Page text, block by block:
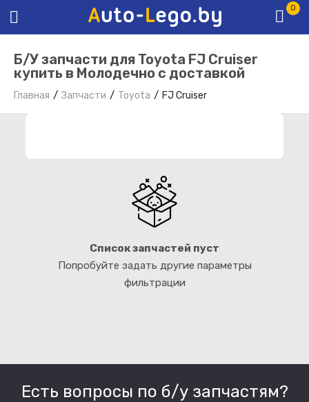
0
Б/У запчасти для Toyota FJ Cruiser
купить в Молодечно с доставкой
Главная Запчасти Toyota FJ Cruiser
Список запчастей пуст
Попробуйте задать другие параметры
фильтрации
Есть вопросы по б/у запчастям?